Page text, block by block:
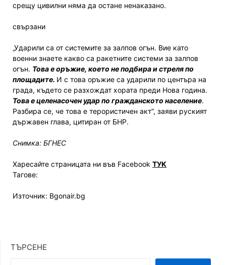
срещу цивилни няма да остане ненаказано.
свързани
„Ударили са от системите за залпов огън. Вие като
военни знаете какво са ракетните системи за залпов
огън. Това е оръжие, което не подбира и стреля по
площадите. И с това оръжие са ударили по центъра на
града, където се разхождат хората преди Нова година.
Това е целенасочен удар по гражданското население.
Разбира се, че това е терористичен акт“, заяви руският
държавен глава, цитиран от БНР.
Снимка: БГНЕС
Харесайте страницата ни във Facebook ТУК
Тагове:
Източник: Bgonair.bg
ТЪРСЕНЕ